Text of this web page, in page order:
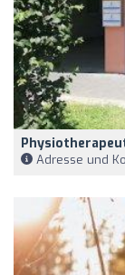
Adresse und